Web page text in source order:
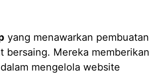
yang menawarkan pembuatan
bersaing. Mereka memberikan
mengelola website